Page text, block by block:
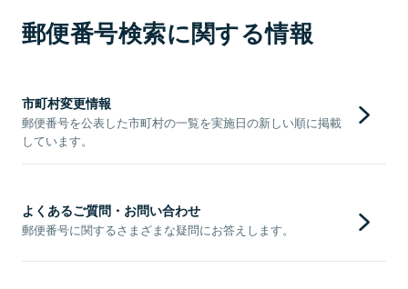
郵便番号検索に関する情報
市町村変更情報
郵便番号を公表した市町村の一覧を実施日の新しい順に掲載
しています。
よくあるご質問・お問い合わせ
郵便番号に関するさまざまな疑問にお答えします。